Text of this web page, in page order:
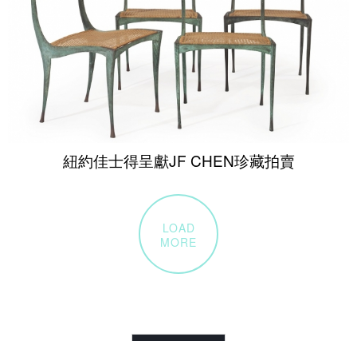
紐約佳士得呈獻JF CHEN珍藏拍賣
LOAD
MORE